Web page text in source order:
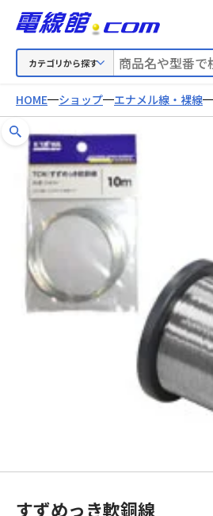
カテゴリから探す
HOME ショップ エナメル線・裸線
すずめっき軟銅線